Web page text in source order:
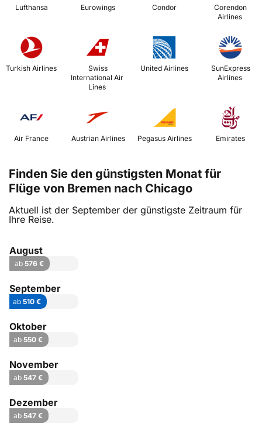
Lufthansa Eurowings Condor
Corendon
Airlines
Turkish Airlines
International Air
Lines
United Airlines
Airlines
Air France Austrian Airlines Emirates
Finden Sie den günstigsten Monat für
Flüge von Bremen nach Chicago
Aktuell ist der September der günstigste Zeitraum für
Ihre Reise.
August
ab 576 €
September
ab 510 €
Oktober
ab 550 €
November
ab 547 €
Dezember
ab 547 €